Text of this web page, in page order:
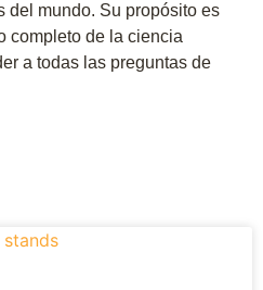
del mundo. Su propósito es
completo de la ciencia
a todas las preguntas de